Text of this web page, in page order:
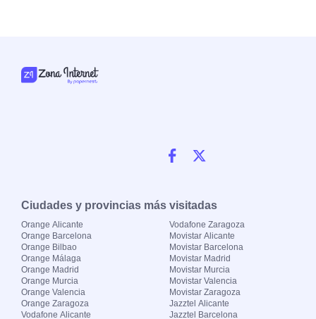
Ciudades y provincias más visitadas
Orange Alicante
Orange Barcelona
Orange Bilbao
Orange Málaga
Orange Madrid
Orange Murcia
Orange Valencia
Orange Zaragoza
Vodafone Alicante
Vodafone Zaragoza
Movistar Alicante
Movistar Barcelona
Movistar Madrid
Movistar Murcia
Movistar Valencia
Movistar Zaragoza
Jazztel Alicante
Jazztel Barcelona